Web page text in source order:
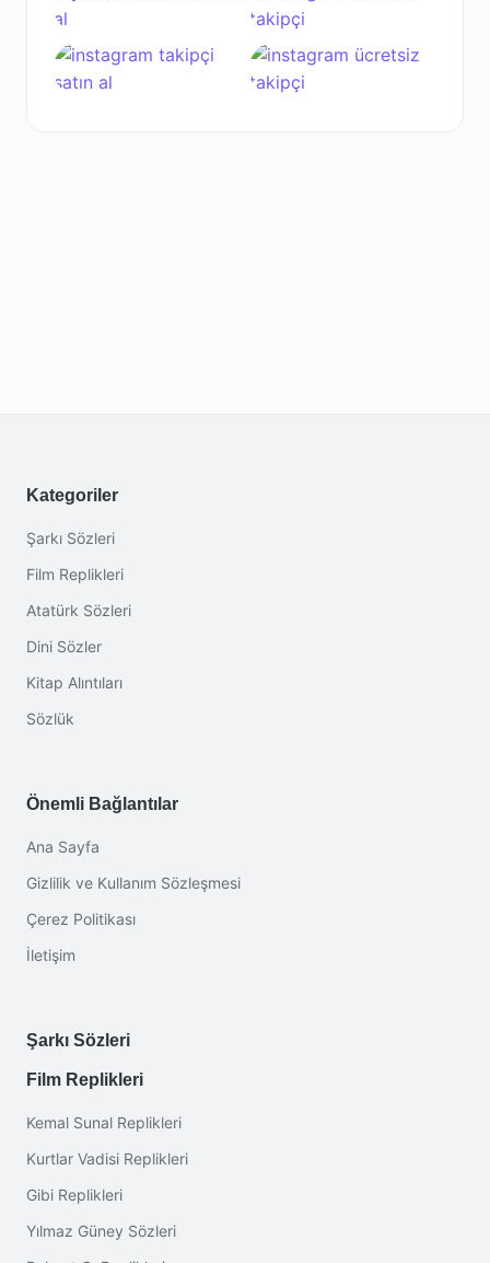
Kategoriler
Şarkı Sözleri
Film Replikleri
Atatürk Sözleri
Dini Sözler
Kitap Alıntıları
Sözlük
Önemli Bağlantılar
Ana Sayfa
Gizlilik ve Kullanım Sözleşmesi
Çerez Politikası
İletişim
Şarkı Sözleri
Film Replikleri
Kemal Sunal Replikleri
Kurtlar Vadisi Replikleri
Gibi Replikleri
Yılmaz Güney Sözleri